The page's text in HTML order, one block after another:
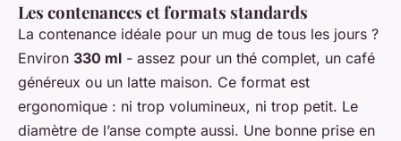
Les contenances et formats standards
La contenance idéale pour un mug de tous les jours ?
Environ 330 ml - assez pour un thé complet, un café
généreux ou un latte maison. Ce format est
ergonomique : ni trop volumineux, ni trop petit. Le
diamètre de l’anse compte aussi. Une bonne prise en